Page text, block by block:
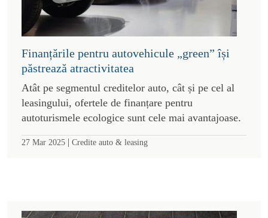
Finanțările pentru autovehicule „green” își
păstrează atractivitatea
Atât pe segmentul creditelor auto, cât și pe cel al
leasingului, ofertele de finanțare pentru
autoturismele ecologice sunt cele mai avantajoase.
27 Mar 2025 | Credite auto & leasing